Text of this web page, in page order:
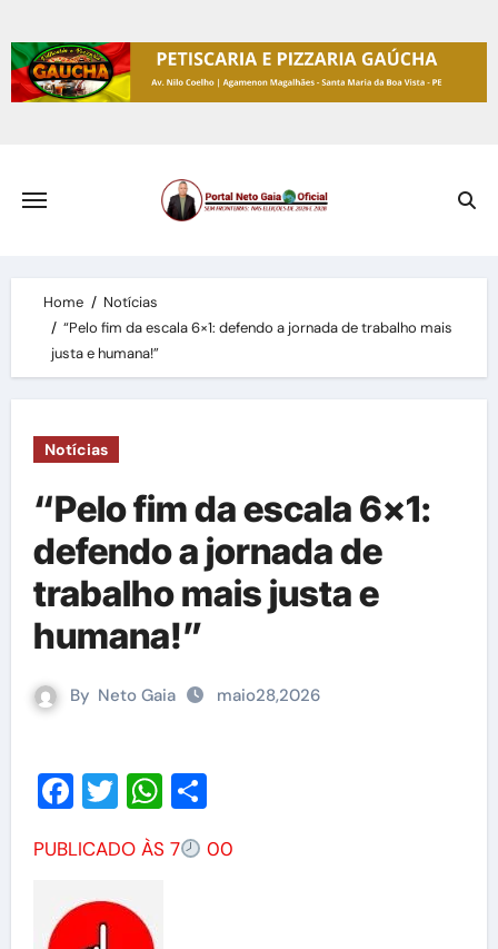
to
content
Home
Notícias
“Pelo fim da escala 6×1: defendo a jornada de trabalho mais
justa e humana!”
Notícias
“Pelo fim da escala 6×1:
defendo a jornada de
trabalho mais justa e
humana!”
By Neto Gaia maio28,2026
Facebook
TwitterWhatsApp
Share
PUBLICADO ÀS 7 00